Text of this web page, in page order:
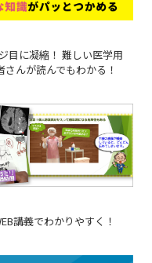
目に凝縮！ 難しい医学用
んが読んでもわかる！
講義でわかりやすく！